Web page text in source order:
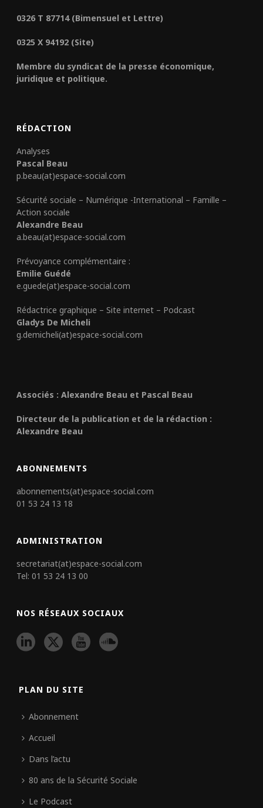
0326 T 87714 (Bimensuel et Lettre)
0325 X 94192 (Site)
Membre du syndicat de la presse économique,
juridique et politique.
RÉDACTION
Analyses
Pascal Beau
p.beau(at)espace-social.com
Sécurité sociale – Numérique -International – Famille –
Action sociale
Alexandre Beau
a.beau(at)espace-social.com
Prévoyance complémentaire :
Emilie Guédé
e.guede(at)espace-social.com
Rédactrice graphique – Site internet – Podcast
Gladys De Micheli
g.demicheli(at)espace-social.com
Associés : Alexandre Beau et Pascal Beau
Directeur de la publication et de la rédaction :
Alexandre Beau
ABONNEMENTS
abonnements(at)espace-social.com
01 53 24 13 18
ADMINISTRATION
secretariat(at)espace-social.com
Tel: 01 53 24 13 00
NOS RÉSEAUX SOCIAUX
PLAN DU SITE
Abonnement
Accueil
Dans l’actu
80 ans de la Sécurité Sociale
Le Podcast